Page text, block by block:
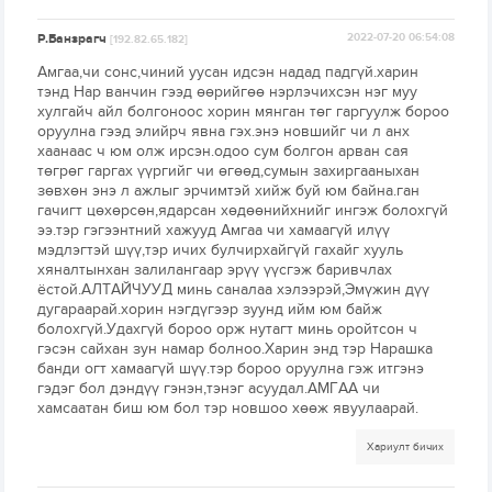
Р.Банзрагч[192.82.65.182] 2022-07-20 06:54:08
Амгаа,чи сонс,чиний уусан идсэн надад падгүй.харин
тэнд Нар ванчин гээд өөрийгөө нэрлэчихсэн нэг муу
хулгайч айл болгоноос хорин мянган төг гаргуулж бороо
оруулна гээд элийрч явна гэх.энэ новшийг чи л анх
хаанаас ч юм олж ирсэн.одоо сум болгон арван сая
төгрөг гаргах үүргийг чи өгөөд,сумын захиргааныхан
зөвхөн энэ л ажлыг эрчимтэй хийж буй юм байна.ган
гачигт цөхөрсөн,ядарсан хөдөөнийхнийг ингэж болохгүй
ээ.тэр гэгээнтний хажууд Амгаа чи хамаагүй илүү
мэдлэгтэй шүү,тэр ичих булчирхайгүй гахайг хууль
хяналтынхан залилангаар эрүү үүсгэж баривчлах
ёстой.АЛТАЙЧУУД минь саналаа хэлээрэй,Эмүжин дүү
дугараарай.хорин нэгдүгээр зуунд ийм юм байж
болохгүй.Удахгүй бороо орж нутагт минь оройтсон ч
гэсэн сайхан зун намар болноо.Харин энд тэр Нарашка
банди огт хамаагүй шүү.тэр бороо оруулна гэж итгэнэ
гэдэг бол дэндүү гэнэн,тэнэг асуудал.АМГАА чи
хамсаатан биш юм бол тэр новшоо хөөж явуулаарай.
Хариулт бичих